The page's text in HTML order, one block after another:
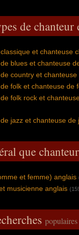
de chanteur
et chanteuse
blues et chanteuse
country et
folk et chanteuse de
folk rock et
jazz et chanteuse de
que
et femme) anglais
musicienne anglais
populaires